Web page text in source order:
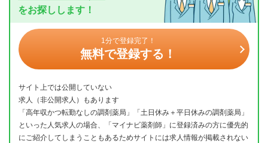
をお探しします！
1分で登録完了！
無料で登録する！
サイト上では公開していない
求人（非公開求人）もあります
「高年収かつ転勤なしの調剤薬局」「土日休み＋平日休みの調剤薬局」
といった人気求人の場合、「マイナビ薬剤師」に登録済みの方に優先的
にご紹介してしまうこともあるためサイトには求人情報が掲載されない